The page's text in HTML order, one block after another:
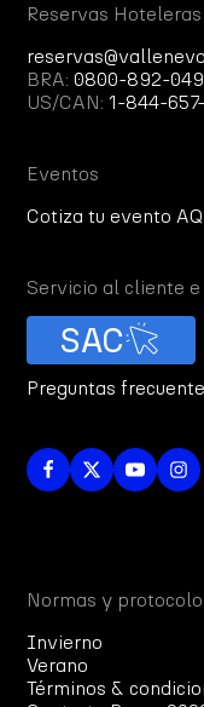
Reservas Hoteleras
BRA:0800-892-
US/CAN:1-844-
Eventos
Cotiza tu evento
Servicio al cliente
SAC
Preguntas
Normas y
Invierno
Verano
Términos &